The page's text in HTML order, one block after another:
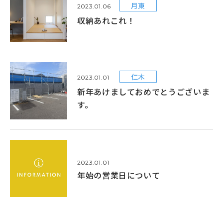
2023.01.06 月東
収納あれこれ！
2023.01.01 仁木
新年あけましておめでとうございま
す。
2023.01.01
年始の営業日について